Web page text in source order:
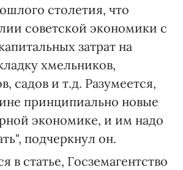
столетия, что
советской экономики с
затрат на
хмельников,
садов и т.д. Разумеется,
принципиально новые
экономике, и им надо
подчеркнул он.
в статье, Госземагентство